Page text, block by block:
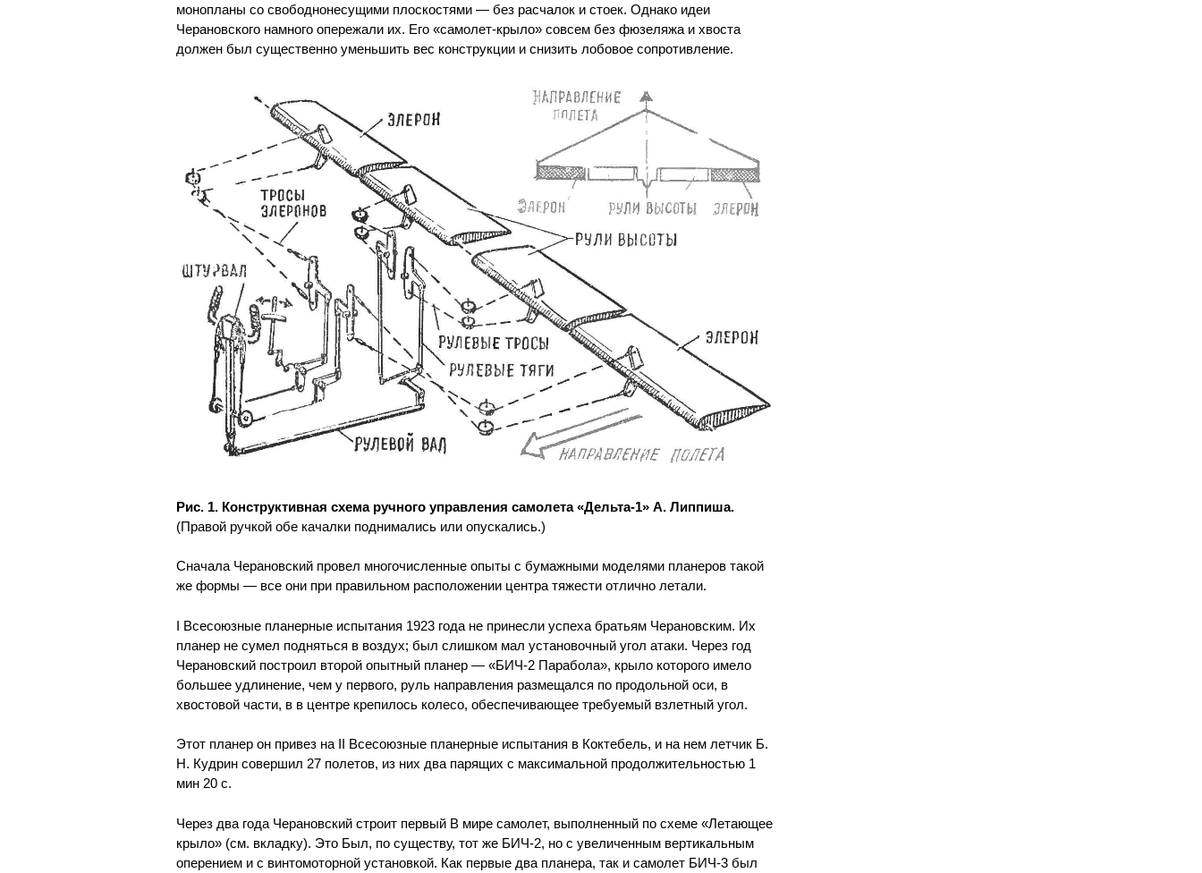
монопланы со свободнонесущими плоскостями — без расчалок и стоек. Однако идеи
Черановского намного опережали их. Его «самолет-крыло» совсем без фюзеляжа и хвоста
должен был существенно уменьшить вес конструкции и снизить лобовое сопротивление.
Рис. 1. Конструктивная схема ручного управления самолета «Дельта-1» А. Липпиша.
(Правой ручкой обе качалки поднимались или опускались.)
Сначала Черановский провел многочисленные опыты с бумажными моделями планеров такой
же формы — все они при правильном расположении центра тяжести отлично летали.
I Всесоюзные планерные испытания 1923 года не принесли успеха братьям Черановским. Их
планер не сумел подняться в воздух; был слишком мал установочный угол атаки. Через год
Черановский построил второй опытный планер — «БИЧ-2 Парабола», крыло которого имело
большее удлинение, чем у первого, руль направления размещался по продольной оси, в
хвостовой части, в в центре крепилось колесо, обеспечивающее требуемый взлетный угол.
Этот планер он привез на II Всесоюзные планерные испытания в Коктебель, и на нем летчик Б.
Н. Кудрин совершил 27 полетов, из них два парящих с максимальной продолжительностью 1
мин 20 с.
Через два года Черановский строит первый В мире самолет, выполненный по схеме «Летающее
крыло» (см. вкладку). Это Был, по существу, тот же БИЧ-2, но с увеличенным вертикальным
оперением и с винтомоторной установкой. Как первые два планера, так и самолет БИЧ-3 был